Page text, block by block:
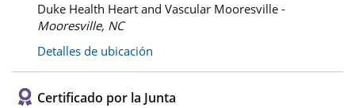
Duke Health Heart and Vascular Mooresville -
Mooresville, NC
Detalles de ubicación
Certificado por la Junta